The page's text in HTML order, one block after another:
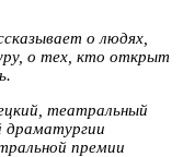
о людях,
о тех, кто открыт
театральный
драматургии
премии